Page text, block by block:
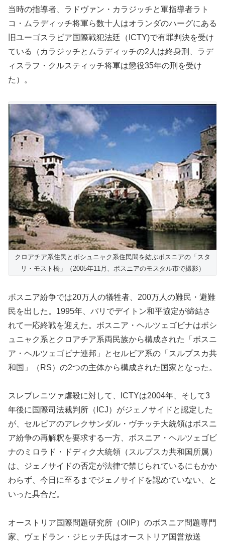
当時の指導者、ラドヴァン・カラジッチと軍指導者ラト
コ・ムラディッチ将軍ら数十人はオランダのハーグにある
旧ユーゴスラビア国際戦犯法廷（ICTY)で有罪判決を受け
ている（カラジッチとムラディッチの2人は終身刑、ラデ
ィスラフ・クルスティッチ将軍は懲役35年の刑を受け
た）。
クロアチア系住民とボシュニャク系住民間を結ぶボスニアの「スタ
リ・モスト橋」（2005年11月、ボスニアのモスタル市で撮影）
ボスニア紛争では20万人の犠牲者、200万人の難民・避難
民を出した。1995年、パリでデイトン和平協定が締結さ
れて一応終戦を迎えた。ボスニア・ヘルツェゴビナはボシ
ュニャク系とクロアチア系両民族から構成された「ボスニ
ア・ヘルツェゴビナ連邦」とセルビア系の「スルプスカ共
和国」（RS）の2つの主体から構成された国家となった。
スレブレニツァ虐殺に対して、ICTYは2004年、そして3
年後に国際司法裁判所（ICJ）がジェノサイドと認定した
が、セルビアのアレクサンダル・ヴチッチ大統領はボスニ
ア紛争の再解釈を要求する一方、ボスニア・ヘルツェゴビ
ナのミロラド・ドディク大統領（スルプスカ共和国所属）
は、ジェノサイドの否定が法律で禁じられているにもかか
わらず、今日に至るまでジェノサイドを認めていない、と
いった具合だ。
オーストリア国際問題研究所（OIIP）のボスニア問題専門
家、ヴェドラン・ジヒッチ氏はオーストリア国営放送